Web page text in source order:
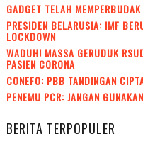
GADGET TELAH
PRESIDEN BELARUSIA: IMF
LOCKDOWN
WADUH! MASSA GERUDUK
PASIEN CORONA
CONEFO: PBB TANDINGAN
PENEMU PCR: JANGAN
BERITA TERPOPULER